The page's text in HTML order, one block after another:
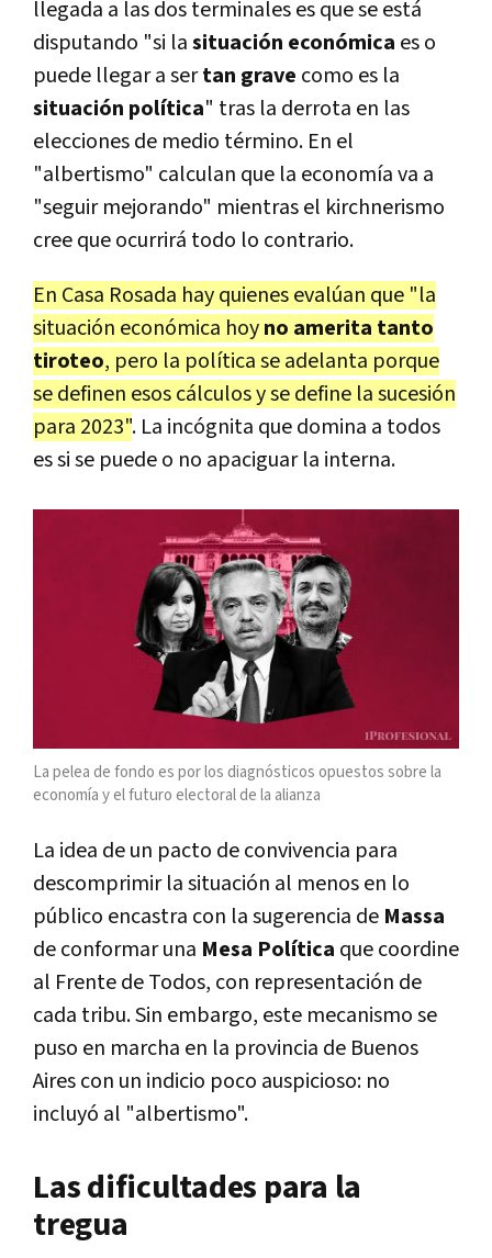
llegada a las dos terminales es que se está
disputando "si lasituación económica es o
puede llegar a sertan grave como es la
situación política" tras la derrota en las
elecciones de medio término. En el
"albertismo" calculan que la economía va a
"seguir mejorando" mientras el kirchnerismo
cree que ocurrirá todo lo contrario.
En Casa Rosada hay quienes evalúan que "la
situación económica hoyno amerita tanto
tiroteo, pero la política se adelanta porque
se definen esos cálculos y se define la sucesión
para 2023". La incógnita que domina a todos
es si se puede o no apaciguar la interna.
La pelea de fondo es por los diagnósticos opuestos sobre la
economía y el futuro electoral de la alianza
La idea de un pacto de convivencia para
descomprimir la situación al menos en lo
público encastra con la sugerencia de Massa
de conformar una Mesa Política que coordine
al Frente de Todos, con representación de
cada tribu. Sin embargo, este mecanismo se
puso en marcha en la provincia de Buenos
Aires con un indicio poco auspicioso: no
incluyó al "albertismo".
Las dificultades para la
tregua